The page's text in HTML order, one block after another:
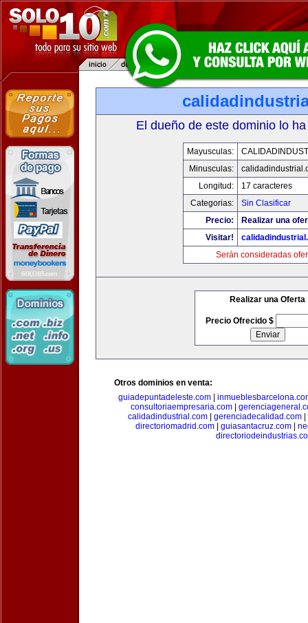
El dueño de este dominio lo
Mayusculas:
Minusculas:
Longitud:
17 caracteres
Categorias:
Sin Clasificar
Precio:
Realizar una
Visitar!
Serán consideradas
Realizar una Oferta
Precio Ofrecido $
Otros dominios en venta:
guiadepuntadeleste.com|
consultoriaempresaria.com
calidadindustrial.com
gerenciadecalidad.com
directoriomadrid.com| guiasantacruz.com|